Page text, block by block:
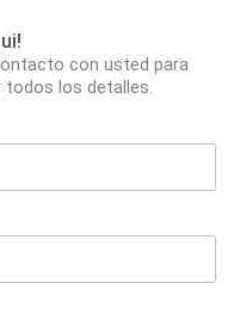
con usted para
los detalles.